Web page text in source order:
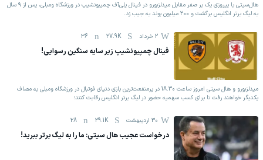
‫هال‌سیتی با پیروزی یک بر صفر مقابل میدلزبورو در فینال پلی‌آف چمپیونشیپ در ورزشگاه ومبلی، پس از ۹ سال
به لیگ برتر انگلیس برگشت و 200 میلیون پوند به جیب زد.
2 خرداد 27.9K
36
فینال چمپیونشیپ زیر سایه سنگین رسوایی!
میدلزبورو و هال سیتی امروز ساعت 18.30 در پرمنفعت‌ترین بازی دنیای فوتبال در ورزشگاه ومبلی به مصاف
یکدیگر خواهند رفت تا برای کسب سهمیه حضور در لیگ برتر انگلیس رقابت کنند؛
30 اردیبهشت 29.1K
28
درخواست عجیب هال سیتی: ما را به لیگ برتر ببرید!